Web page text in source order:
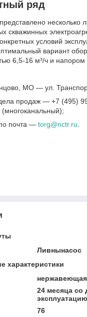
ряд
несколько
скважинных
условий
вариант
6,5-16 м³/ч и
МО — ул.
продаж — +7 (495)
почта — torg@nctr.ru.
Ливнынасос
характеристики
нержавеющая
24 месяца со
эксплуатацию
76